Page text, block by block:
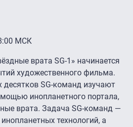
МСК
врата SG-1» начинается
художественного фильма.
десятков SG-команд изучают
инопланетного портала,
врата. Задача SG-команд —
технологий, а